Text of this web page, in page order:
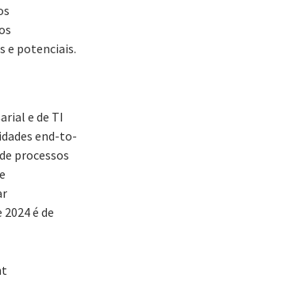
e potenciais.
e de TI
end-to-
processos
é de